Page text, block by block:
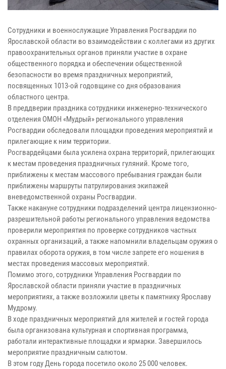
Сотрудники и военнослужащие Управления Росгвардии по
Ярославской области во взаимодействии с коллегами из других
правоохранительных органов приняли участие в охране
общественного порядка и обеспечении общественной
безопасности во время праздничных мероприятий,
посвященных 1013-ой годовщине со дня образования
областного центра.
В преддверии праздника сотрудники инженерно-технического
отделения ОМОН «Мудрый» регионального управления
Росгвардии обследовали площадки проведения мероприятий и
прилегающие к ним территории.
Росгвардейцами была усилена охрана территорий, прилегающих
к местам проведения праздничных гуляний. Кроме того,
приближены к местам массового пребывания граждан были
приближены маршруты патрулирования экипажей
вневедомственной охраны Росгвардии.
Также накануне сотрудники подразделений центра лицензионно-
разрешительной работы регионального управления ведомства
проверили мероприятия по проверке сотрудников частных
охранных организаций, а также напомнили владельцам оружия о
правилах оборота оружия, в том числе запрете его ношения в
местах проведения массовых мероприятий.
Помимо этого, сотрудники Управления Росгвардии по
Ярославской области приняли участие в праздничных
мероприятиях, а также возложили цветы к памятнику Ярославу
Мудрому.
В ходе праздничных мероприятий для жителей и гостей города
была организована культурная и спортивная программа,
работали интерактивные площадки и ярмарки. Завершилось
мероприятие праздничным салютом.
В этом году День города посетило около 25 000 человек.